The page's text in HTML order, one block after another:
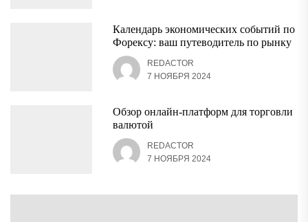
Календарь экономических событий по
Форексу: ваш путеводитель по рынку
REDACTOR
7 НОЯБРЯ 2024
Обзор онлайн-платформ для торговли
валютой
REDACTOR
7 НОЯБРЯ 2024